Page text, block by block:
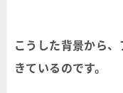
こうした背景から
きているのです。